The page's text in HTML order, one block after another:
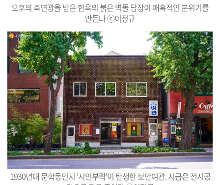
오후의 측면광을 받은 한옥의 붉은 벽돌 담장이 매혹적인 분위기를
만든다 ⓒ이정규
1930년대 문학동인지 '시인부락'이 탄생한 보안여관. 지금은 전시공